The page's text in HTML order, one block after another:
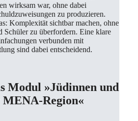
wirksam war, ohne dabei
zu produzieren.
Komplexität sichtbar machen, ohne
Schüler zu überfordern. Eine klare
verbunden mit
sind dabei entscheidend.
Modul »Jüdinnen und
MENA-Region«